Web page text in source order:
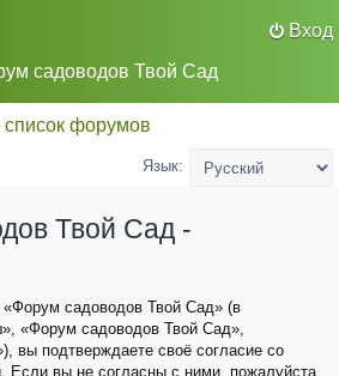
Вход
садоводов Твой Сад
форумов
Язык:
Твой Сад -
садоводов Твой Сад» (в
«Форум садоводов Твой Сад»,
вы подтверждаете своё согласие со
вы не согласны с ними, пожалуйста,